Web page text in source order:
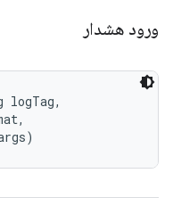
ورود هشدار
logTag,